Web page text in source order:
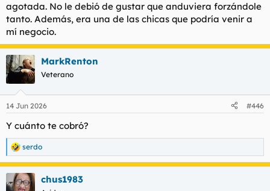
agotada. No le debió de gustar que anduviera forzándole
tanto. Además, era una de las chicas que podría venir a
mí negocio.
MarkRenton
Veterano
14 Jun 2026 #446
Y cuánto te cobró?
R
e
a
c
c
serdo
chus1983